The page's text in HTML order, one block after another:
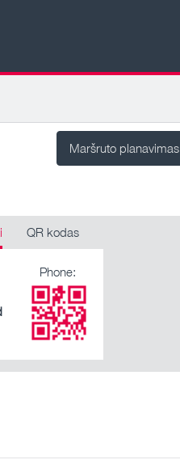
Maršruto planavimas
QR kodas
Phone: